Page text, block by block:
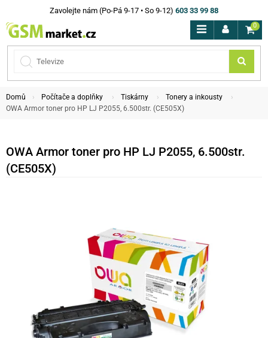
Zavolejte nám (Po-Pá 9-17 • So 9-12) 603 33 99 88
0
Domů Počítače a doplňky Tiskárny
Tonery a inkousty
OWA Armor toner pro HP LJ P2055, 6.500str. (CE505X)
OWA Armor toner pro HP LJ P2055, 6.500str.
(CE505X)